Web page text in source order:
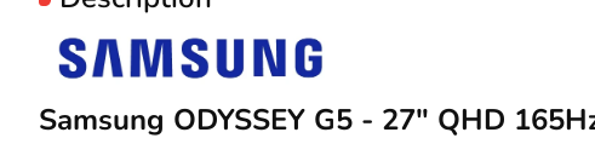
Samsung ODYSSEY G5 - 27" QHD